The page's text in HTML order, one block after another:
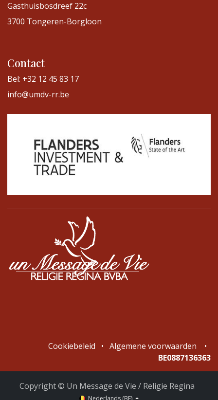
Gasthuisbosdreef 22c
3700 Tongeren-Borgloon
Contact
Bel: +32 12 45 83 17
info@umdv-rr.be
Cookiebeleid • Algemene voorwaarden
•
BE0887136363
Copyright © Un Message de Vie / Religie Regina
Nederlands (BE)